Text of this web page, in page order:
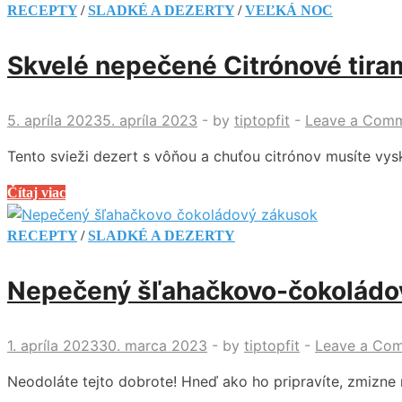
cheesecake.
tvarohu
jablkového
RECEPTY/SLADKÉ A DEZERTY/VEĽKÁ NOC
Skvelé nepečené Citrónové
5. apríla 20235. apríla 2023 - by tiptopfit - Leave a
Tento svieži dezert s vôňou a chuťou citrónov musíte
Skvelé
nepečené
Citrónové
Čítaj viac
RECEPTY/SLADKÉ A DEZERTY
Nepečený šľahačkovo-
1. apríla 202330. marca 2023 - by tiptopfit - Leave a
Neodoláte tejto dobrote! Hneď ako ho pripravíte,